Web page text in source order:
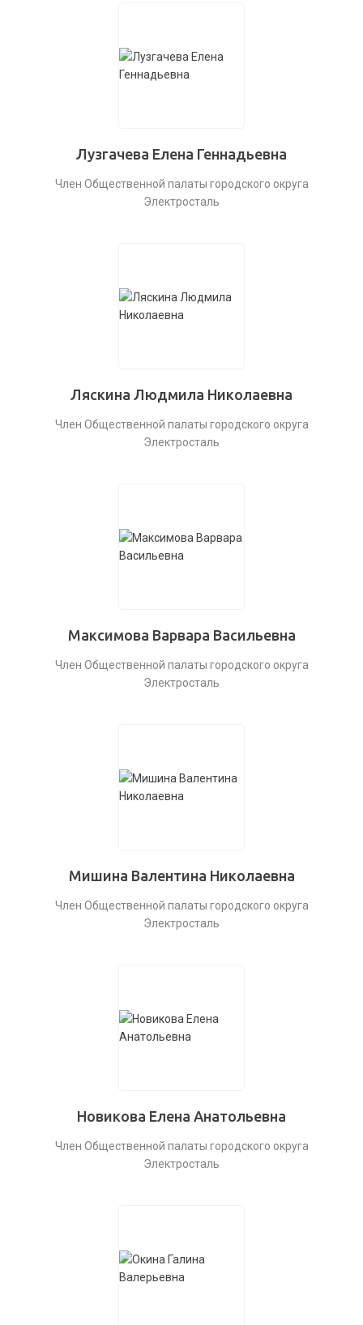
Лузгачева Елена Геннадьевна
Член Общественной палаты городского округа
Электросталь
Ляскина Людмила Николаевна
Член Общественной палаты городского округа
Электросталь
Максимова Варвара Васильевна
Член Общественной палаты городского округа
Электросталь
Мишина Валентина Николаевна
Член Общественной палаты городского округа
Электросталь
Новикова Елена Анатольевна
Член Общественной палаты городского округа
Электросталь